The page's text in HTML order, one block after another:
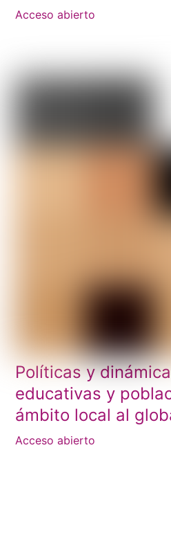
Acceso abierto
Políticas y
educativas y
ámbito local al
Acceso abierto